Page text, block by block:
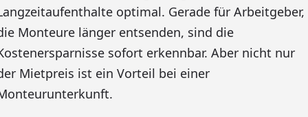
optimal. Gerade für Arbeitgeber,
Monteure länger entsenden, sind die
sofort erkennbar. Aber nicht nur
Mietpreis ist ein Vorteil bei einer